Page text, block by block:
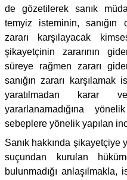
de gözetilerek sanık
temyiz isteminin, sanığın
zararı karşılayacak
şikayetçinin zararının
süreye rağmen zararı
sanığın zararı karşılamak
yaratılmadan karar
yararlanamadığına
sebeplere yönelik yapılan
Sanık hakkında şikayetçiye
suçundan kurulan
bulunmadığı